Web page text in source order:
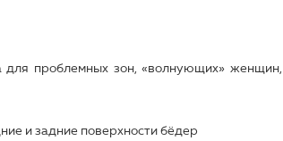
для проблемных зон, «волнующих» женщин,
и задние поверхности бёдер